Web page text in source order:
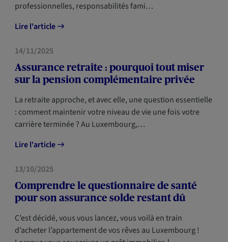
professionnelles, responsabilités fami…
Lire l'article
PRÉVOYANCE
14/11/2025
Assurance retraite : pourquoi tout miser
sur la pension complémentaire privée
La retraite approche, et avec elle, une question essentielle
: comment maintenir votre niveau de vie une fois votre
carrière terminée ? Au Luxembourg,…
Lire l'article
PRÉVOYANCE
13/10/2025
Comprendre le questionnaire de santé
pour son assurance solde restant dû
C’est décidé, vous vous lancez, vous voilà en train
d’acheter l’appartement de vos rêves au Luxembourg !